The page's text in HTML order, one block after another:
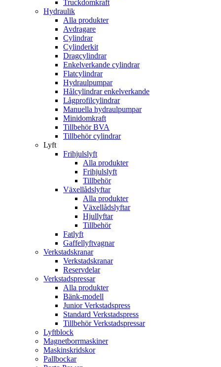
Truckdomkraft
Hydraulik
Alla produkter
Avdragare
Cylindrar
Cylinderkit
Dragcylindrar
Enkelverkande cylindrar
Flatcylindrar
Hydraulpumpar
Hålcylindrar enkelverkande
Lågprofilcylindrar
Manuella hydraulpumpar
Minidomkraft
Tillbehör BVA
Tillbehör cylindrar
Lyft
Frihjulslyft
Alla produkter
Frihjulslyft
Tillbehör
Växellådslyftar
Alla produkter
Växellådslyftar
Hjullyftar
Tillbehör
Fatlyft
Gaffellyftvagnar
Verkstadskranar
Verkstadskranar
Reservdelar
Verkstadspressar
Alla produkter
Bänk-modell
Junior Verkstadspress
Standard Verkstadspress
Tillbehör Verkstadspressar
Lyftblock
Magnetborrmaskiner
Maskinskridskor
Pallbockar